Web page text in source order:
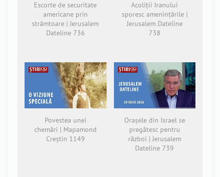
Escorte de securitate
americane prin
strâmtoare | Jerusalem
Dateline 736
Acoliții Iranului
sporesc amenințările |
Jerusalem Dateline
738
Povestea unei
chemări | Mapamond
Creștin 1149
Orașele din Israel se
pregătesc pentru
război | Jerusalem
Dateline 739